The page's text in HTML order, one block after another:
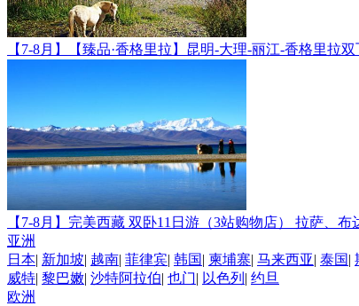
【7-8月】【臻品·香格里拉】昆明-大理-丽江-香格里拉
【7-8月】完美西藏 双卧11日游（3站购物店） 拉萨、布
亚洲
日本| 新加坡| 越南| 菲律宾| 韩国| 柬埔寨| 马来西亚| 泰国|
威特| 黎巴嫩| 沙特阿拉伯| 也门| 以色列 | 约旦
欧洲